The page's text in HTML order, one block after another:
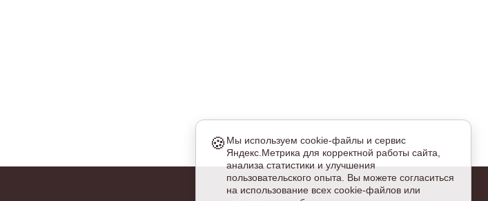
🍪 Мы используем cookie-файлы и сервис
Яндекс.Метрика для корректной работы сайта,
анализа статистики и улучшения
пользовательского опыта. Вы можете согласиться
на использование всех cookie-файлов или
Необходимые
Эти куки обязательны для работы сайта и не могут быть